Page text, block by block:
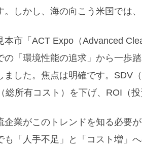
しかし、海の向こう米国では
本市「ACT Expo（Advanced
の「環境性能の追求」から一歩
ました。焦点は明確です。SDV
総所有コスト）を下げ、ROI（投
企業がこのトレンドを知る必要
も「人手不足」と「コスト増」